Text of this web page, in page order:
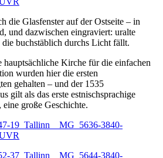
die Glasfenster auf der Ostseite – in
und dazwischen eingraviert: uralte
die buchstäblich durchs Licht fällt.
Kirche für die einfachen
wurden hier die ersten
gehalten – und der 1535
gilt als das erste estnischsprachige
große Geschichte.